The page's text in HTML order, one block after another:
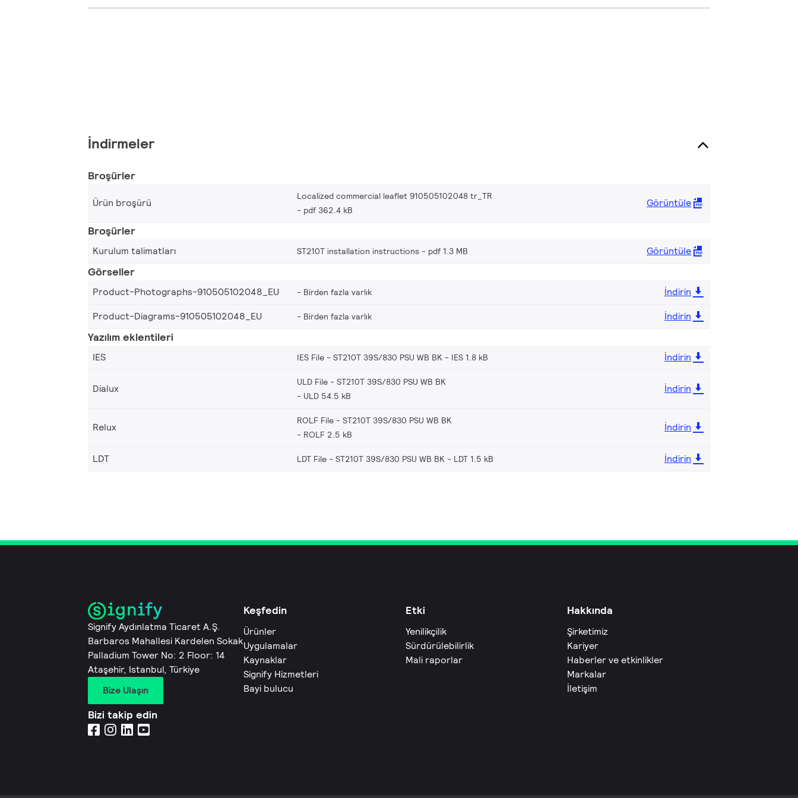
İndirmeler
Broşürler
Ürün broşürü
Localized commercial leaflet 910505102048 tr_TR
pdf 362.4 kB
Görüntüle
Broşürler
Kurulum talimatları ST210T installation instructions pdf 1.3 MB Görüntüle
Görseller
Product-Photographs-910505102048_EU Birden fazla varlık
İndirin
Product-Diagrams-910505102048_EU
Birden fazla varlık İndirin
Yazılım eklentileri
IES IES File - ST210T 39S/830 PSU WB BK IES 1.8 kB İndirin
Dialux
ULD File - ST210T 39S/830 PSU WB BK
ULD 54.5 kB
İndirin
Relux
ROLF File - ST210T 39S/830 PSU WB BK
ROLF 2.5 kB
İndirin
LDT LDT File - ST210T 39S/830 PSU WB BK LDT 1.5 kB İndirin
Signify Aydınlatma Ticaret A.Ş.
Barbaros Mahallesi Kardelen Sokak
Palladium Tower No: 2 Floor: 14
Ataşehir, Istanbul, Türkiye
Bize Ulaşın
Bizi takip edin
Keşfedin
Ürünler
Uygulamalar
Kaynaklar
Signify Hizmetleri
Bayi bulucu
Etki
Yenilikçilik
Sürdürülebilirlik
Mali raporlar
Hakkında
Şirketimiz
Kariyer
Haberler ve etkinlikler
Markalar
İletişim